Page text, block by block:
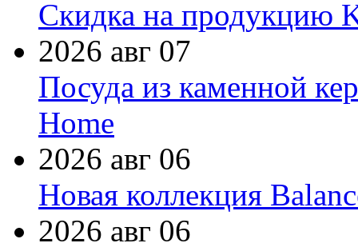
Скидка на продукцию
2026 авг 07
Посуда из каменной
Home
2026 авг 06
Новая коллекция
2026 авг 06